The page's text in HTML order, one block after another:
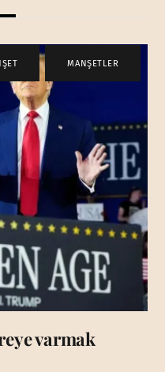
, MANŞETLER
varmak